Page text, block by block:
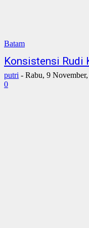
Batam
Konsistensi Rudi
putri - Rabu, 9
0